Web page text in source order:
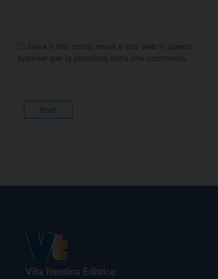
Salva il mio nome, email e sito web in questo
browser per la prossima volta che commento.
Vita Trentina Editrice